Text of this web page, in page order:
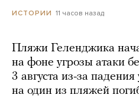
ИСТОРИИ 11 часов назад
Пляжи Геленджика
на фоне угрозы атаки
3 августа из-за
на один из пляжей